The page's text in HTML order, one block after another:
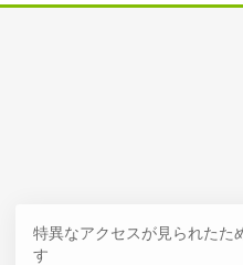
特異なアクセスが見られたた
す